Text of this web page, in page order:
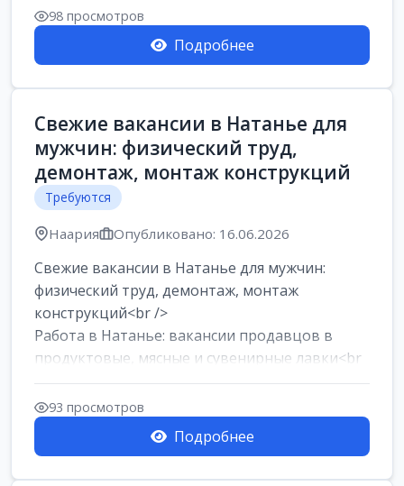
98 просмотров
Подробнее
Свежие вакансии в Натанье для
мужчин: физический труд,
демонтаж, монтаж конструкций
Требуются
Наария Опубликовано: 16.06.2026
Свежие вакансии в Натанье для мужчин:
физический труд, демонтаж, монтаж
конструкций<br />
Работа в Натанье: вакансии продавцов в
продуктовые, мясные и сувенирные лавки<br
/>
Разнорабочий на сборку м...
93 просмотров
Подробнее